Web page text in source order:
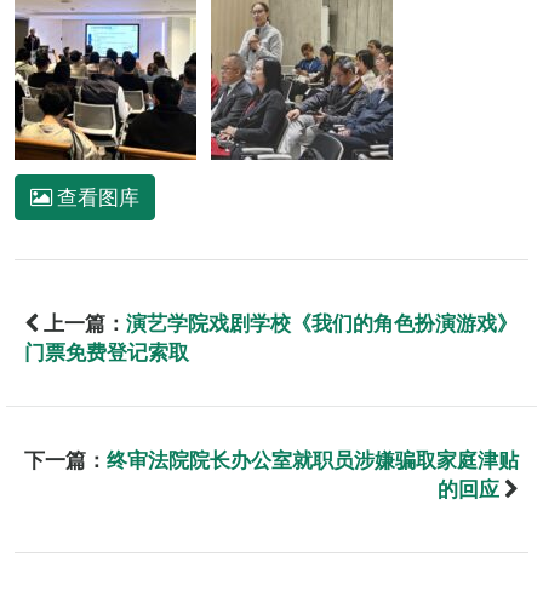
查看图库
上一篇： 演艺学院戏剧学校《我们的角色扮演游戏》
门票免费登记索取
下一篇： 终审法院院长办公室就职员涉嫌骗取家庭津贴
的回应